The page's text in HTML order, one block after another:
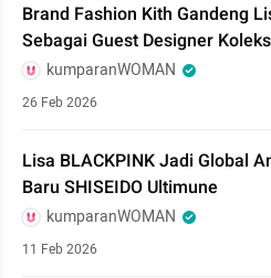
Brand Fashion Kith Gandeng
Sebagai Guest Designer
kumparanWOMAN
26 Feb 2026
Lisa BLACKPINK Jadi Global
Baru SHISEIDO Ultimune
kumparanWOMAN
11 Feb 2026